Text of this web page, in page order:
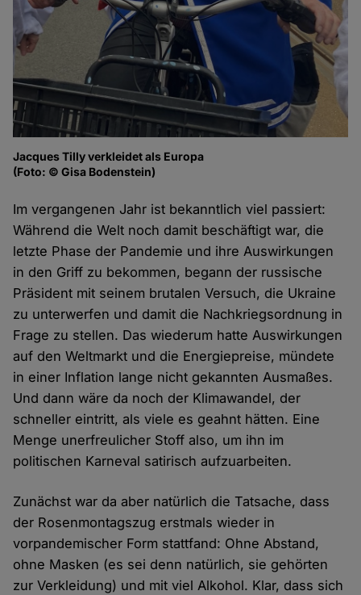
Jacques Tilly verkleidet als Europa
(Foto: © Gisa Bodenstein)
Im vergangenen Jahr ist bekanntlich viel passiert:
Während die Welt noch damit beschäftigt war, die
letzte Phase der Pandemie und ihre Auswirkungen
in den Griff zu bekommen, begann der russische
Präsident mit seinem brutalen Versuch, die Ukraine
zu unterwerfen und damit die Nachkriegsordnung in
Frage zu stellen. Das wiederum hatte Auswirkungen
auf den Weltmarkt und die Energiepreise, mündete
in einer Inflation lange nicht gekannten Ausmaßes.
Und dann wäre da noch der Klimawandel, der
schneller eintritt, als viele es geahnt hätten. Eine
Menge unerfreulicher Stoff also, um ihn im
politischen Karneval satirisch aufzuarbeiten.
Zunächst war da aber natürlich die Tatsache, dass
der Rosenmontagszug erstmals wieder in
vorpandemischer Form stattfand: Ohne Abstand,
ohne Masken (es sei denn natürlich, sie gehörten
zur Verkleidung) und mit viel Alkohol. Klar, dass sich